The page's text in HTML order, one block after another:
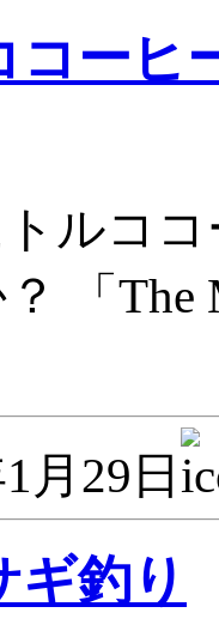
コーヒ
ルコ
「
月29日
ギ釣り